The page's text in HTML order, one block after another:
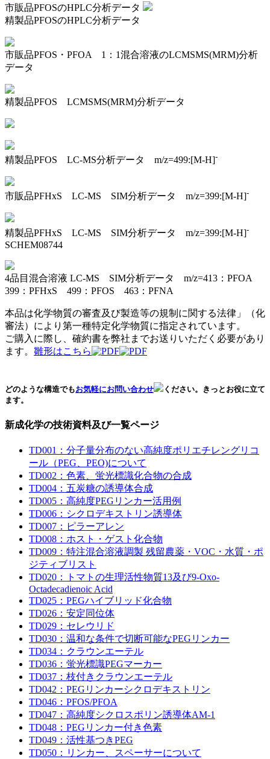
市販品PFOSのHPLC分析データ
精製品PFOSのHPLC分析データ
市販品PFOS・PFOA 1：1混合溶液のLCMSMS(MRM)分析
データ
精製品PFOS LCMSMS(MRM)分析データ
精製品PFOS LC-MS分析データ m/z=499:[M-H]-
市販品PFHxS LC-MS SIM分析データ m/z=399:[M-H]-
精製品PFHxS LC-MS SIM分析データ m/z=399:[M-H]-
SCHEM08744
4品目混合溶液 LC-MS SIM分析データ m/z=413：PFOA
399：PFHxS 499：PFOS 463：PFNA
本品は化学物質の審査及び製造等の規制に関する法律」（化
審法）により第一種特定化学物質に指定されています。
ご購入に際し、確約書を弊社までお送りいただく必要があり
ます。 雛形はこちら
どのような構造でもお気軽にお問い合わせ
ください。きっとお役に立て
ます。
新成化学の技術資料及び一覧ページ
TD001：分子量分布のない高純度ポリエチレングリコ
ール（PEG、PEO)について
TD002：色素、蛍光標識化合物の合成
TD004：五炭糖の誘導体合成
TD005：高純度PEGリンカー活用例
TD006：シクロデキストリン誘導体
TD007：ピラーアレン
TD008：ホスト・ゲスト化合物
TD009：特注混合溶液調製 残留農薬・VOC・水質・ポ
ジティブリスト
TD020：トマトの生理活性物質13及び9-Oxo-
Octadecadienoic Acid
TD025：PEGハイブリッド化合物
TD026：安定同位体
TD029：セレウリド
TD030：温和な条件で切断可能なPEGリンカー
TD034：クラウンエーテル
TD036：蛍光標識PEGマーカー
TD037：枝付きクラウンエーテル
TD042：PEGリンカーシクロデキストリン
TD046：PFOS/PFOA
TD047：高純度シクロスポリン誘導体AM-1
TD048：PEGリンカー付き色素
TD049：活性基つきPEG
TD050：リンカー、スペーサーについて